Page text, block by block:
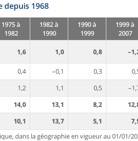
depuis 1968
1975 à
1982
1982 à
1990
1990 à
1999
1999 à
2007
1,6 1,0 0,8
0,4 –0,1 0,3
1,2 1,1 0,5
14,0 13,1 8,2
10,1 13,7 5,1
dans la géographie en vigueur au 01/01/